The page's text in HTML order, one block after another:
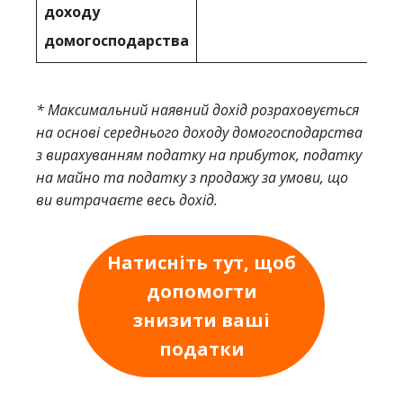
доходу
домогосподарства
* Максимальний наявний дохід розраховується
на основі середнього доходу домогосподарства
з вирахуванням податку на прибуток, податку
на майно та податку з продажу за умови, що
ви витрачаєте весь дохід.
Натисніть тут, щоб
допомогти
знизити ваші
податки